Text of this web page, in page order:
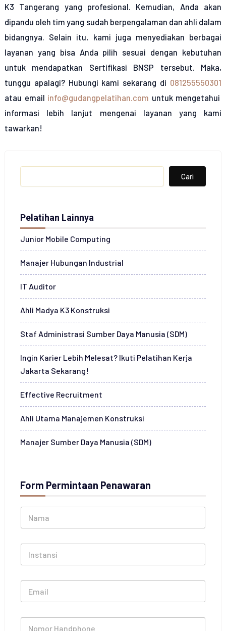
K3 Tangerang yang profesional. Kemudian, Anda akan
dipandu oleh tim yang sudah berpengalaman dan ahli dalam
bidangnya. Selain itu, kami juga menyediakan berbagai
layanan yang bisa Anda pilih sesuai dengan kebutuhan
untuk mendapatkan Sertifikasi BNSP tersebut. Maka,
tunggu apalagi? Hubungi kami sekarang di 081255550301
atau email info@gudangpelatihan.com untuk mengetahui
informasi lebih lanjut mengenai layanan yang kami
tawarkan!
Search
Cari
Pelatihan Lainnya
Junior Mobile Computing
Manajer Hubungan Industrial
IT Auditor
Ahli Madya K3 Konstruksi
Staf Administrasi Sumber Daya Manusia (SDM)
Ingin Karier Lebih Melesat? Ikuti Pelatihan Kerja
Jakarta Sekarang!
Effective Recruitment
Ahli Utama Manajemen Konstruksi
Manajer Sumber Daya Manusia (SDM)
Form Permintaan Penawaran
N
m
I
s
s
i
E
a
N